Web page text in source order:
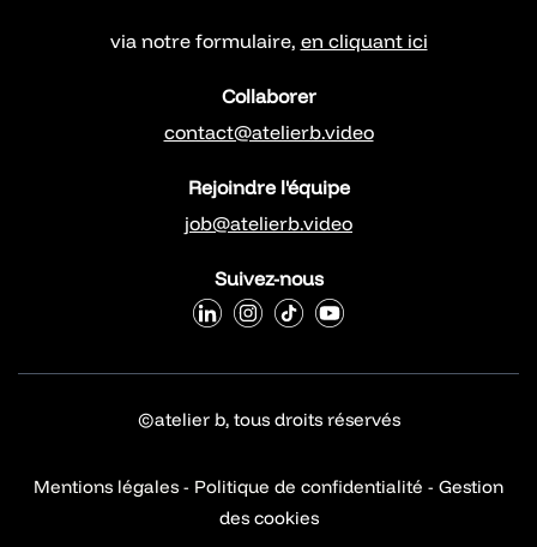
via notre formulaire, en cliquant ici
Collaborer
contact@atelierb.video
Rejoindre l'équipe
job@atelierb.video
Suivez-nous
©atelier b, tous droits réservés
Mentions légales - Politique de confidentialité - Gestion
des cookies